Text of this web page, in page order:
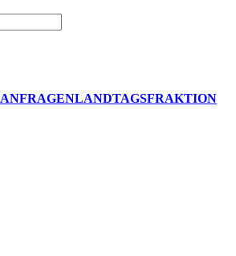
ANFRAGENLANDTAGSFRAKTION